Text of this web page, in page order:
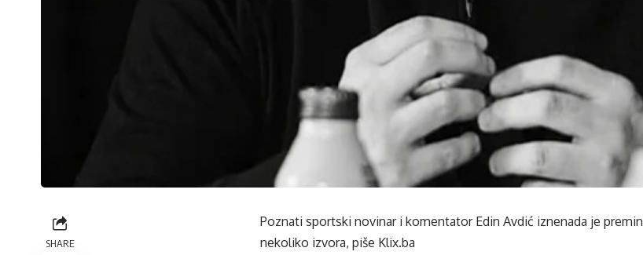
SHARE
Poznati sportski novinar i komentator Edin Avdić iznenada je
nekoliko izvora, piše Klix.ba